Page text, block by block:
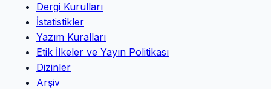
Dergi Kurulları
İstatistikler
Yazım Kuralları
Etik İlkeler ve Yayın Politikası
Dizinler
Arşiv